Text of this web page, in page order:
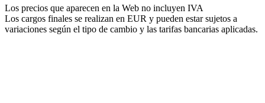
Los precios que aparecen en la Web no incluyen IVA
Los cargos finales se realizan en EUR y pueden estar sujetos a
variaciones según el tipo de cambio y las tarifas bancarias aplicadas.